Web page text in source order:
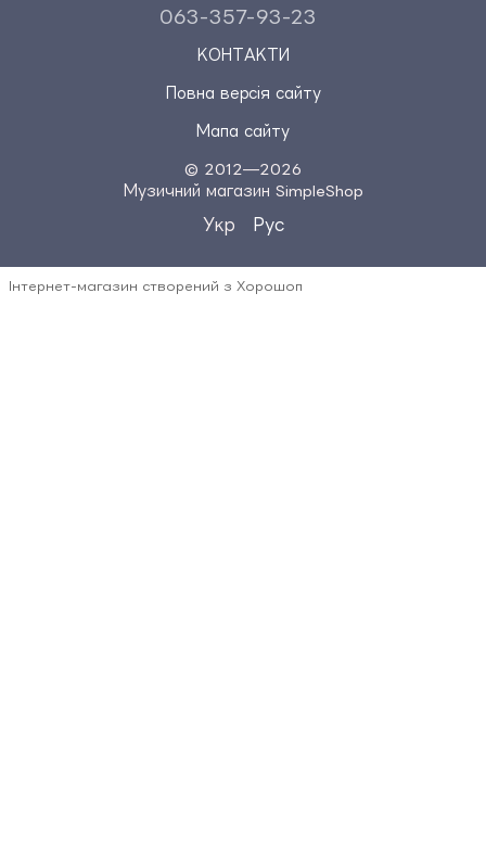
063-357-93-23
КОНТАКТИ
Повна версія сайту
Мапа сайту
© 2012—2026
Музичний магазин SimpleShop
Укр Рус
Інтернет-магазин створений з Хорошоп